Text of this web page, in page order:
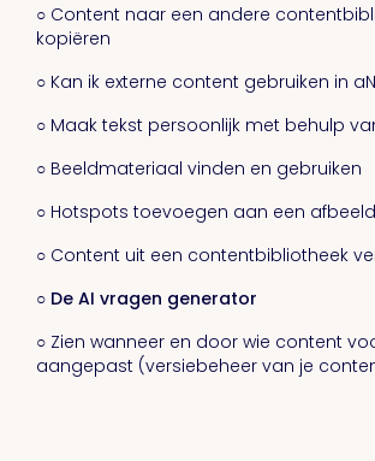
○ Content naar een andere
kopiëren
○ Kan ik externe content gebruiken in
○ Maak tekst persoonlijk met behulp
○ Beeldmateriaal vinden en gebruiken
○ Hotspots toevoegen aan een
○ Content uit een contentbibliotheek
○ De AI vragen generator
○ Zien wanneer en door wie content
aangepast (versiebeheer van je